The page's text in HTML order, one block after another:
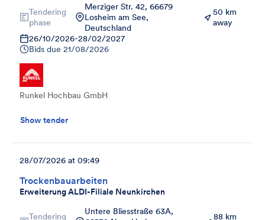
Tendering
phase
Merziger Str. 42, 66679
Losheim am See,
Deutschland
50 km
away
26/10/2026-28/02/2027
Bids due 21/08/2026
Runkel Hochbau GmbH
Show tender
Trockenbauarbeiten
Erweiterung ALDI-Filiale Neunkirchen
28/07/2026 at 09:49
Tendering
Untere Bliesstraße 63A,
88 km